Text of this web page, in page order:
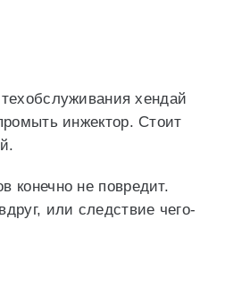
хендай
инжектор. Стоит
конечно не повредит.
или следствие чего-